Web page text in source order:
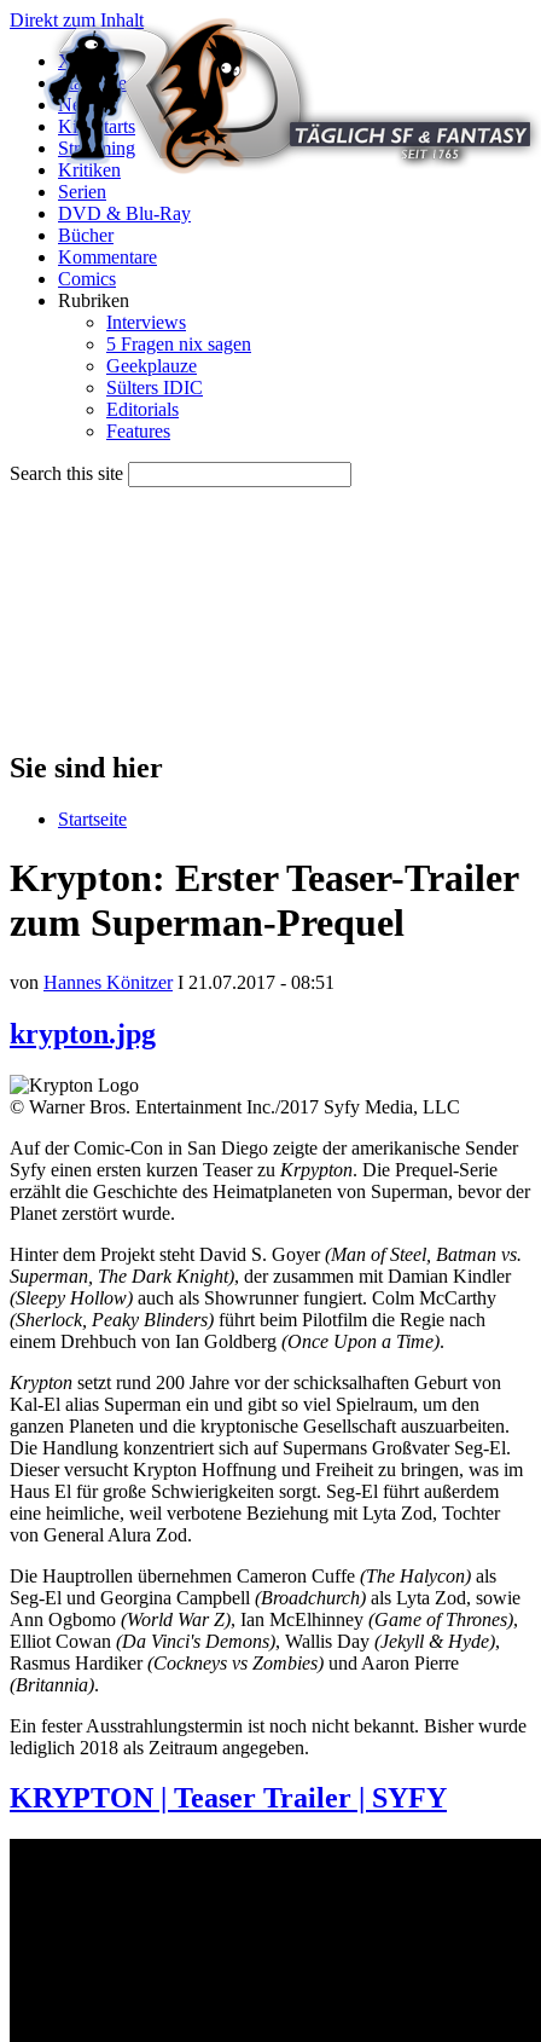
Direkt zum Inhalt
X
Startseite
News
Kinostarts
Streaming
Kritiken
Serien
DVD & Blu-Ray
Bücher
Kommentare
Comics
Rubriken
Interviews
5 Fragen nix sagen
Geekplauze
Sülters IDIC
Editorials
Features
Search this site
Sie sind hier
Startseite
Krypton: Erster Teaser-Trailer
zum Superman-Prequel
von Hannes KönitzerI 21.07.2017 - 08:51
krypton.jpg
© Warner Bros. Entertainment Inc./2017 Syfy Media, LLC
Auf der Comic-Con in San Diego zeigte der amerikanische Sender
Syfy einen ersten kurzen Teaser zu Krpypton. Die Prequel-Serie
erzählt die Geschichte des Heimatplaneten von Superman, bevor der
Planet zerstört wurde.
Hinter dem Projekt steht David S. Goyer(Man of Steel, Batman vs.
Superman, The Dark Knight), der zusammen mit Damian Kindler
(Sleepy Hollow) auch als Showrunner fungiert. Colm McCarthy
(Sherlock, Peaky Blinders) führt beim Pilotfilm die Regie nach
einem Drehbuch von Ian Goldberg (Once Upon a Time).
Krypton setzt rund 200 Jahre vor der schicksalhaften Geburt von
Kal-El alias Superman ein und gibt so viel Spielraum, um den
ganzen Planeten und die kryptonische Gesellschaft auszuarbeiten.
Die Handlung konzentriert sich auf Supermans Großvater Seg-El.
Dieser versucht Krypton Hoffnung und Freiheit zu bringen, was im
Haus El für große Schwierigkeiten sorgt. Seg-El führt außerdem
eine heimliche, weil verbotene Beziehung mit Lyta Zod, Tochter
von General Alura Zod.
Die Hauptrollen übernehmen Cameron Cuffe (The Halycon) als
Seg-El und Georgina Campbell (Broadchurch) als Lyta Zod, sowie
Ann Ogbomo (World War Z), Ian McElhinney (Game of Thrones),
Elliot Cowan (Da Vinci's Demons), Wallis Day (Jekyll & Hyde),
Rasmus Hardiker(Cockneys vs Zombies) und Aaron Pierre
(Britannia).
Ein fester Ausstrahlungstermin ist noch nicht bekannt. Bisher wurde
lediglich 2018 als Zeitraum angegeben.
KRYPTON | Teaser Trailer | SYFY